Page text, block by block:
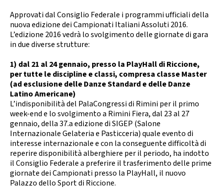
Formazione Albo Soci
Approvati dal Consiglio Federale i programmi ufficiali della
nuova edizione dei Campionati Italiani Assoluti 2016.
L’edizione 2016 vedrà lo svolgimento delle giornate di gara
in due diverse strutture:
1) dal 21 al 24 gennaio, presso la PlayHall di Riccione,
per tutte le discipline e classi, compresa classe Master
(ad esclusione delle Danze Standard e delle Danze
Latino Americane)
L’indisponibilità del PalaCongressi di Rimini per il primo
week-end e lo svolgimento a Rimini Fiera, dal 23 al 27
gennaio, della 37.a edizione di SIGEP (Salone
Internazionale Gelateria e Pasticceria) quale evento di
interesse internazionale e con la conseguente difficoltà di
reperire disponibilità alberghiere per il periodo, ha indotto
il Consiglio Federale a preferire il trasferimento delle prime
giornate dei Campionati presso la PlayHall, il nuovo
Palazzo dello Sport di Riccione.